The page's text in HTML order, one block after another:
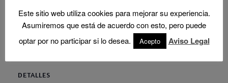
Añadir al calendario
DETALLES
Este sitio web utiliza cookies para mejorar su experiencia.
Asumiremos que está de acuerdo con esto, pero puede
optar por no participar si lo desea.
Acepto Aviso Legal